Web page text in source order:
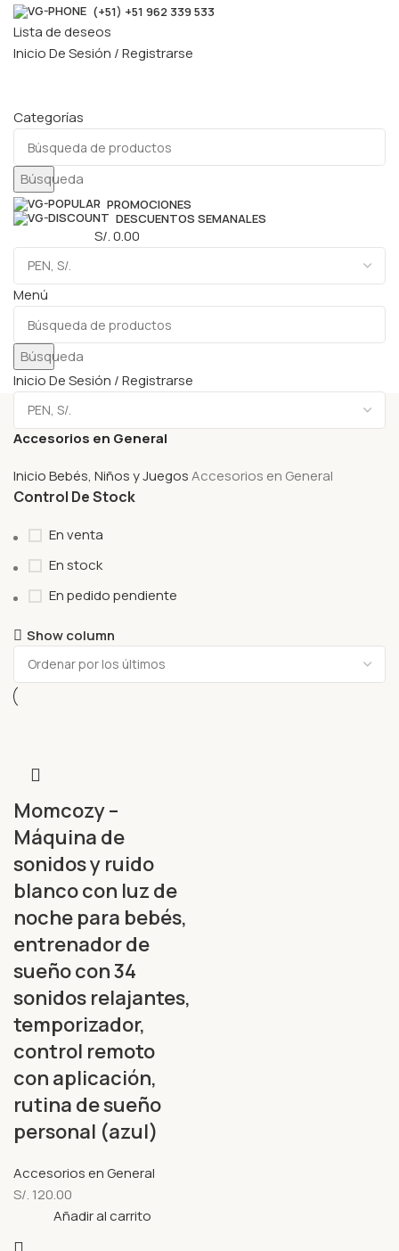
(+51) +51 962 339 533
Lista de deseos
Inicio De Sesión / Registrarse
Categorías
Búsqueda
PROMOCIONES
DESCUENTOS SEMANALES
S/.0.00
Menú
Búsqueda
Inicio De Sesión / Registrarse
Accesorios en General
InicioBebés, Niños y JuegosAccesorios en General
Control De Stock
En venta
En stock
En pedido pendiente
Show column
Momcozy –
Máquina de
sonidos y ruido
blanco con luz de
noche para bebés,
entrenador de
sueño con 34
sonidos relajantes,
temporizador,
control remoto
con aplicación,
rutina de sueño
personal (azul)
Accesorios en General
S/. 120.00
Añadir al carrito